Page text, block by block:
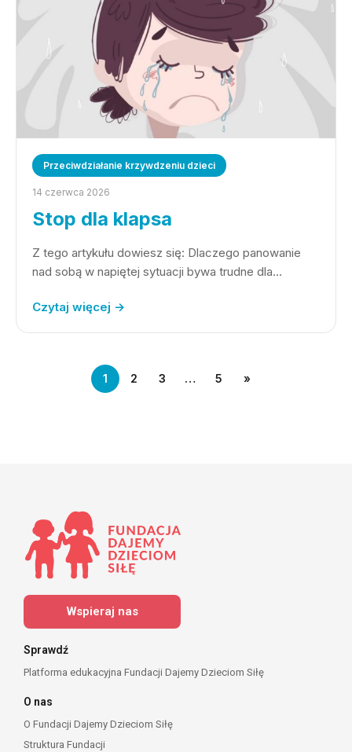
Przeciwdziałanie krzywdzeniu dzieci
14 czerwca 2026
Stop dla klapsa
Z tego artykułu dowiesz się: Dlaczego panowanie
nad sobą w napiętej sytuacji bywa trudne dla…
Czytaj więcej →
1 2 3 … 5 »
Wspieraj nas
Sprawdź
Platforma edukacyjna Fundacji Dajemy Dzieciom Siłę
O nas
O Fundacji Dajemy Dzieciom Siłę
Struktura Fundacji